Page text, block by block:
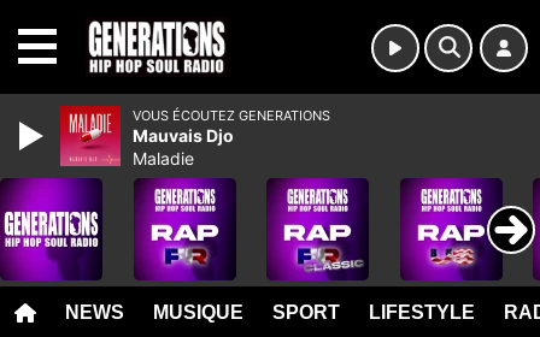
NEWS MUSIQUE SPORT LIFESTYLE
VOUS ÉCOUTEZ GENERATIONS
Mauvais Djo
Maladie